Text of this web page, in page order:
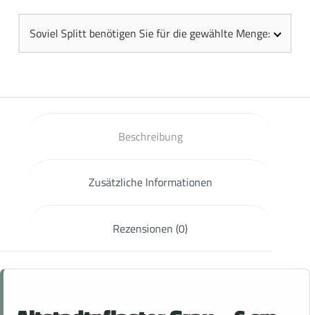
Soviel Splitt benötigen Sie für die gewählte Menge:
Beschreibung
Zusätzliche Informationen
Rezensionen (0)